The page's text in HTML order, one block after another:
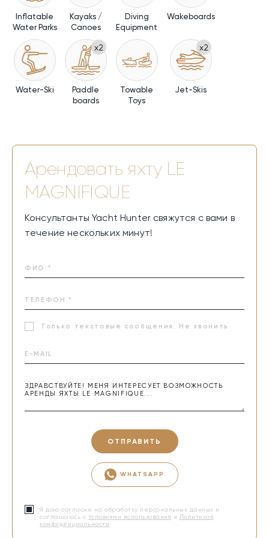
Inflatable
Water Parks
Kayaks /
Canoes
Diving
Equipment
Wakeboards
Water-Ski
x2
Paddle
boards
Towable
Toys
x2
Jet-Skis
Арендовать яхту LE
MAGNIFIQUE
Консультанты Yacht Hunter свяжутся с вами в
течение нескольких минут!
Только текстовые сообщения. Не звонить
ОТПРАВИТЬ
WHATSAPP
Я даю согласие на обработку персональных данных и
соглашаюсь с Условиями использования и Политикой
конфиденциальности